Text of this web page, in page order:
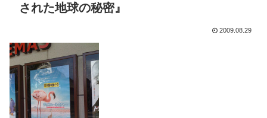
された地球の秘密』
2009.08.29